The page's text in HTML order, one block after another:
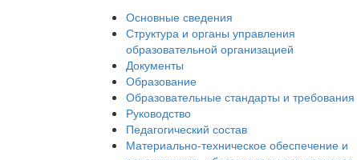
Основные сведения
Структура и органы управления
образовательной организацией
Документы
Образование
Образовательные стандарты и требования
Руководство
Педагогический состав
Материально-техническое обеспечение и